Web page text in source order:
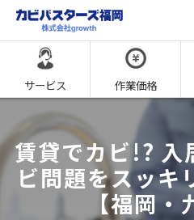
サービス 作業価格
賃貸でカビ!? 入
ビ問題をスッキ
【福岡